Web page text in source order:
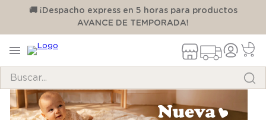
🚚 ¡Despacho express en 5 horas para productos
AVANCE DE TEMPORADA!
TÉRMINOS MÁS BUSCADOS